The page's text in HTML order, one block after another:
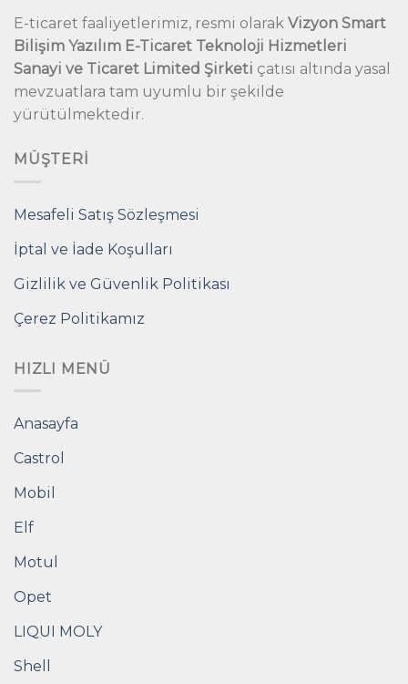
E-ticaret faaliyetlerimiz, resmi olarak Vizyon Smart
Bilişim Yazılım E-Ticaret Teknoloji Hizmetleri
Sanayi ve Ticaret Limited Şirketi çatısı altında yasal
mevzuatlara tam uyumlu bir şekilde
yürütülmektedir.
MÜŞTERI
Mesafeli Satış Sözleşmesi
İptal ve İade Koşulları
Gizlilik ve Güvenlik Politikası
Çerez Politikamız
HIZLI MENÜ
Anasayfa
Castrol
Mobil
Elf
Motul
Opet
LIQUI MOLY
Shell